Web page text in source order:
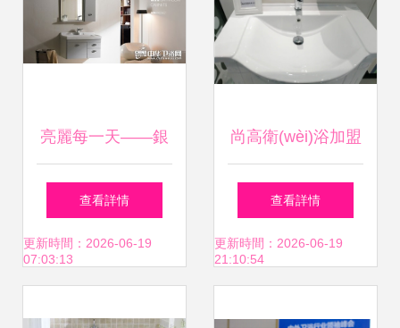
亮麗每一天——銀
晶衛(wèi)浴加盟火
熱進行中，開啟衛
查看詳情
更新時間：2026-06-19
07:03:13
尚高衛(wèi)浴加盟
費用解析與個人衛
(wèi)生用品銷售的
查看詳情
更新時間：2026-06-19
21:10:54